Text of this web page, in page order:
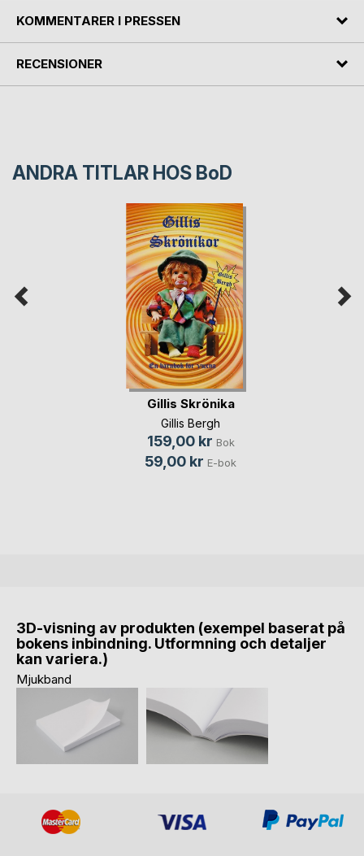
KOMMENTARER I PRESSEN
RECENSIONER
ANDRA TITLAR HOS BoD
Gillis Skrönika
Gillis Bergh
159,00 kr Bok
59,00 kr E-bok
3D-visning av produkten (exempel baserat på
bokens inbindning. Utformning och detaljer
kan variera.)
Mjukband